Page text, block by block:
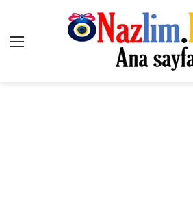
Menü